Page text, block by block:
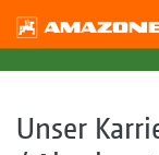
Unser